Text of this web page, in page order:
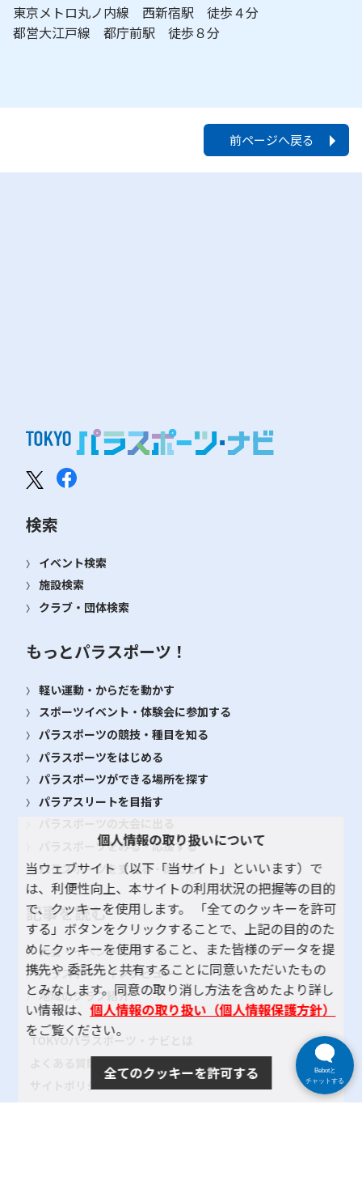
東京メトロ丸ノ内線 西新宿駅 徒歩４分
都営大江戸線 都庁前駅 徒歩８分
前ページへ戻る
検索
イベント検索
施設検索
クラブ・団体検索
もっとパラスポーツ！
軽い運動・からだを動かす
スポーツイベント・体験会に参加する
パラスポーツの競技・種目を知る
パラスポーツをはじめる
パラスポーツができる場所を探す
パラアスリートを目指す
パラスポーツをみる・応援する
パラスポーツを支える・関わる
記事を読む
大会・イベント レポート
パラスポーツインタビュー
地域のクラブ紹介
TOKYOパラスポーツ・ナビとは
個人情報の取り扱いについて
当ウェブサイト（以下「当サイト」といいます）で
は、利便性向上、本サイトの利用状況の把握等の目的
で、クッキーを使用します。 「全てのクッキーを許可
する」ボタンをクリックすることで、上記の目的のた
めにクッキーを使用すること、また皆様のデータを提
携先や 委託先と共有することに同意いただいたもの
とみなします。同意の取り消し方法を含めたより詳し
い情報は、個人情報の取り扱い（個人情報保護方針）
をご覧ください。
全てのクッキーを許可する
Bebotと
チャットする